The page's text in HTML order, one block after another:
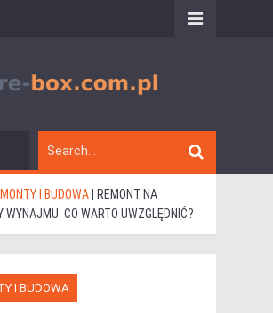
I BUDOWA
REMONT NA
WYNAJMU: CO WARTO UWZGLĘDNIĆ?
I BUDOWA